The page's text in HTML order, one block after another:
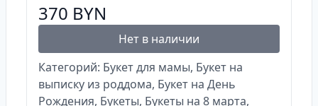
370 BYN
Нет в наличии
Категорий: Букет для мамы, Букет на
выписку из роддома, Букет на День
Рождения, Букеты, Букеты на 8 марта,